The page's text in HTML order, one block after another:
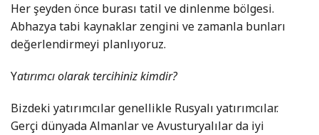
Her şeyden önce burası tatil ve dinlenme bölgesi.
Abhazya tabi kaynaklar zengini ve zamanla bunları
değerlendirmeyi planlıyoruz.
Yatırımcı olarak tercihiniz kimdir?
Bizdeki yatırımcılar genellikle Rusyalı yatırımcılar.
Gerçi dünyada Almanlar ve Avusturyalılar da iyi